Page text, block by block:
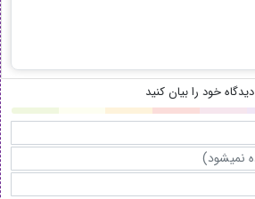
دیدگاه خود را بیان کنید